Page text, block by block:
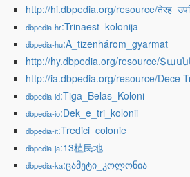
http://hi.dbpedia.org/resource/
dbpedia-hr:Trinaest_kolonija
dbpedia-hu:A_tizenhárom_gyarmat
http://hy.dbpedia.org/resource/
http://ia.dbpedia.org/resource/Dece-
dbpedia-id:Tiga_Belas_Koloni
dbpedia-io:Dek_e_tri_kolonii
dbpedia-it:Tredici_colonie
dbpedia-ja:13植民地
dbpedia-ka:ცამეტი_კოლონია